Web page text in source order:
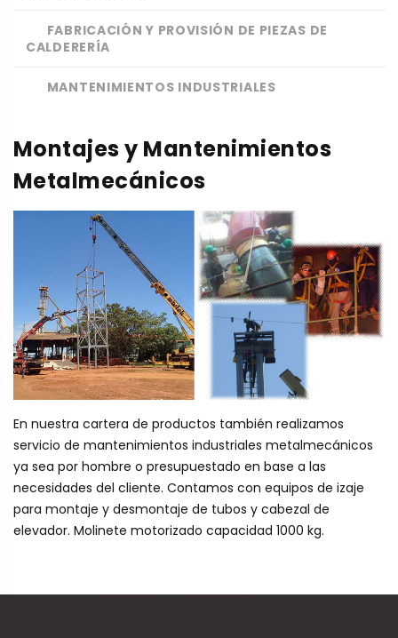
FABRICACIÓN Y PROVISIÓN DE PIEZAS DE
CALDERERÍA
MANTENIMIENTOS INDUSTRIALES
Montajes y Mantenimientos
Metalmecánicos
En nuestra cartera de productos también realizamos
servicio de mantenimientos industriales metalmecánicos
ya sea por hombre o presupuestado en base a las
necesidades del cliente. Contamos con equipos de izaje
para montaje y desmontaje de tubos y cabezal de
elevador. Molinete motorizado capacidad 1000 kg.